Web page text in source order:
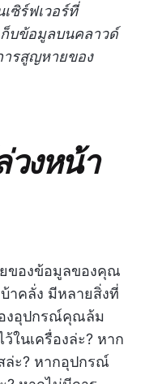
ซิร์ฟเวอร์ที่
บข้อมูลบนคลาวด์
ารสูญหายของ
วงหน้า
ของข้อมูลของคุณ
าคลั่ง มีหลายสิ่งที่
งอุปกรณ์คุณล้ม
ในเครื่องล่ะ? หาก
ล่ะ? หากอุปกรณ์